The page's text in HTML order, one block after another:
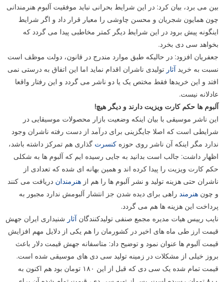
بین می برد، بیان کرد: در این شرایط بحرانی نباید موفقیت آلبوم هنرمندانی
چون همایون شجریان و محسن چاوشی را معیار قرار داد و اگر شرایط
اینگونه پیش برود در این شرایط دیگر کمتر مخاطبی پیدا می گردد که
بخواهد سی دی بخرد.
جعفریان افزود: در حالیکه طبق موارد مندرج در قانون، دولت موظف است
نسبت به خرید آثار تولیدی ناشران اقدام نماید اما این اتفاق به درستی نمی
افتد و این خریدها فقط مختص یک یا دو ناشر می گردد و این رفتار واقعا
عادلانه نیست.
آلبوم ها حکم کارت ویزیت دارند و دیگر هیچ!
این ناشر موسیقی با بیان اینکه وضعیت بازار محصولات موسیقایی در
شرایطی است که اصلا جایگزینی برای درآمد از دست رفته ناشران وجود
ندارد مگر اینکه آن ناشر روی حوزه کنسرت گذاری هم تمرکز داشته باشد،
اظهار داشت: جالب است بدانید به جایی رسیده ایم که آلبوم ها به شکلی
حکم کارت ویزیت را پیدا کرده اند و همین بهانه ای شده که تعدادی از
ناشران حتی هزینه تولید و نشر آلبوم ها را هم از هنرمندان دریافت می کنند
و چون هنرمندراهی برای دیده شدن جز انتشار آلبومش ندارد مجبور به
پرداخت این هزینه ها هم می گردد.
نایب رییس هیات مدیره مجمع صنفی تولیدکنندگان آثار شنیداری ایران جهش
قیمت ارز طی ماه های اخیر در کشورمان را هم یکی از دلایل مهم افزایش
قیمت آلبوم ها عنوان نمود و توضیح داد: متاسفانه جهش قیمت دلار باعث
بروز خیلی از مشکلات در زمینه تولید سی دی های موسیقی شده است.
قیمت تمام شده یک سی دی که قبل از این ۱۸۰ تومان بود هم اکنون به